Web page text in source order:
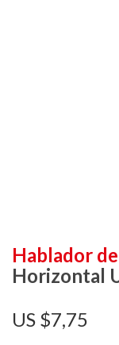
Hablador
Horizontal
$7,75